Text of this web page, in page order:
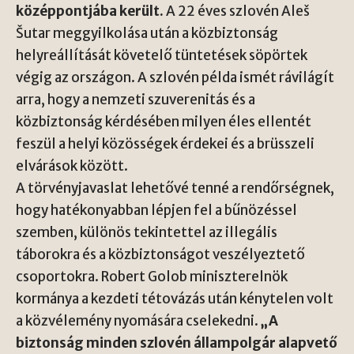
középpontjába került.A 22 éves szlovén Aleš
Šutar meggyilkolása után a közbiztonság
helyreállítását követelő tüntetések söpörtek
végig az országon. A szlovén példa ismét rávilágít
arra, hogy a nemzeti szuverenitás és a
közbiztonság kérdésében milyen éles ellentét
feszül a helyi közösségek érdekei és a brüsszeli
elvárások között.
A törvényjavaslat lehetővé tenné a rendőrségnek,
hogy hatékonyabban lépjen fel a bűnözéssel
szemben, különös tekintettel az illegális
táborokra és a közbiztonságot veszélyeztető
csoportokra. Robert Golob miniszterelnök
kormánya a kezdeti tétovázás után kénytelen volt
a közvélemény nyomására cselekedni.„A
biztonság minden szlovén állampolgár alapvető